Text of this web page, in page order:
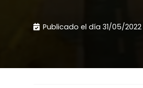
Publicado el día 31/05/2022